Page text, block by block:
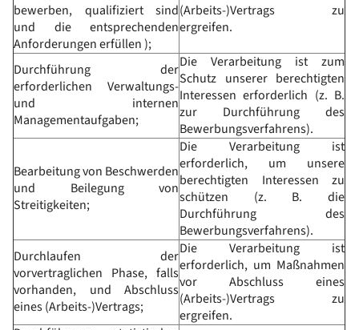
bewerben, qualifiziert sind
und die entsprechenden
Anforderungen erfüllen );
(Arbeits-)Vertrags zu
ergreifen.
Durchführung der
erforderlichen Verwaltungs-
und internen
Managementaufgaben;
Die Verarbeitung ist zum
Schutz unserer berechtigten
Interessen erforderlich (z. B.
zur Durchführung des
Bewerbungsverfahrens).
Bearbeitung von Beschwerden
und Beilegung von
Streitigkeiten;
Die Verarbeitung ist
erforderlich, um unsere
berechtigten Interessen zu
schützen (z. B. die
Durchführung des
Bewerbungsverfahrens).
Durchlaufen der
vorvertraglichen Phase, falls
vorhanden, und Abschluss
eines (Arbeits-)Vertrags;
Die Verarbeitung ist
erforderlich, um Maßnahmen
vor Abschluss eines
(Arbeits-)Vertrags zu
ergreifen.